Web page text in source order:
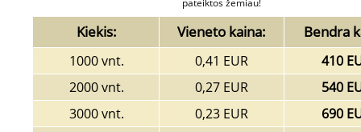
pateiktos žemiau!
Kiekis: Vieneto kaina: Bendra
1000 vnt. 0,41 EUR
410
2000 vnt.
0,27 EUR
540
3000 vnt.
0,23 EUR
690